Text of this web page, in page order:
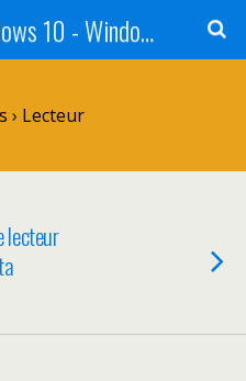
Windows 11 - Windows 10 - Windows 8 - Windows 7 - VISTA
› Lecteur
lecteur